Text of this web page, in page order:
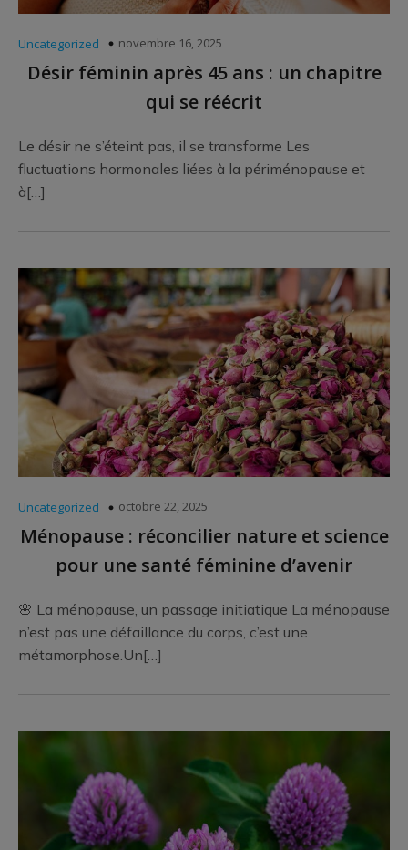
Uncategorized novembre 16, 2025
Désir féminin après 45 ans : un chapitre
qui se réécrit
Le désir ne s’éteint pas, il se transforme Les
fluctuations hormonales liées à la périménopause et
à[…]
Uncategorized octobre 22, 2025
Ménopause : réconcilier nature et science
pour une santé féminine d’avenir
🌸 La ménopause, un passage initiatique La ménopause
n’est pas une défaillance du corps, c’est une
métamorphose.Un[…]